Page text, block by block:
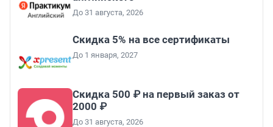
До 31 августа, 2026
Скидка 5% на все сертификаты
До 1 января, 2027
Скидка 500 ₽ на первый заказ от
2000 ₽
До 31 августа, 2026